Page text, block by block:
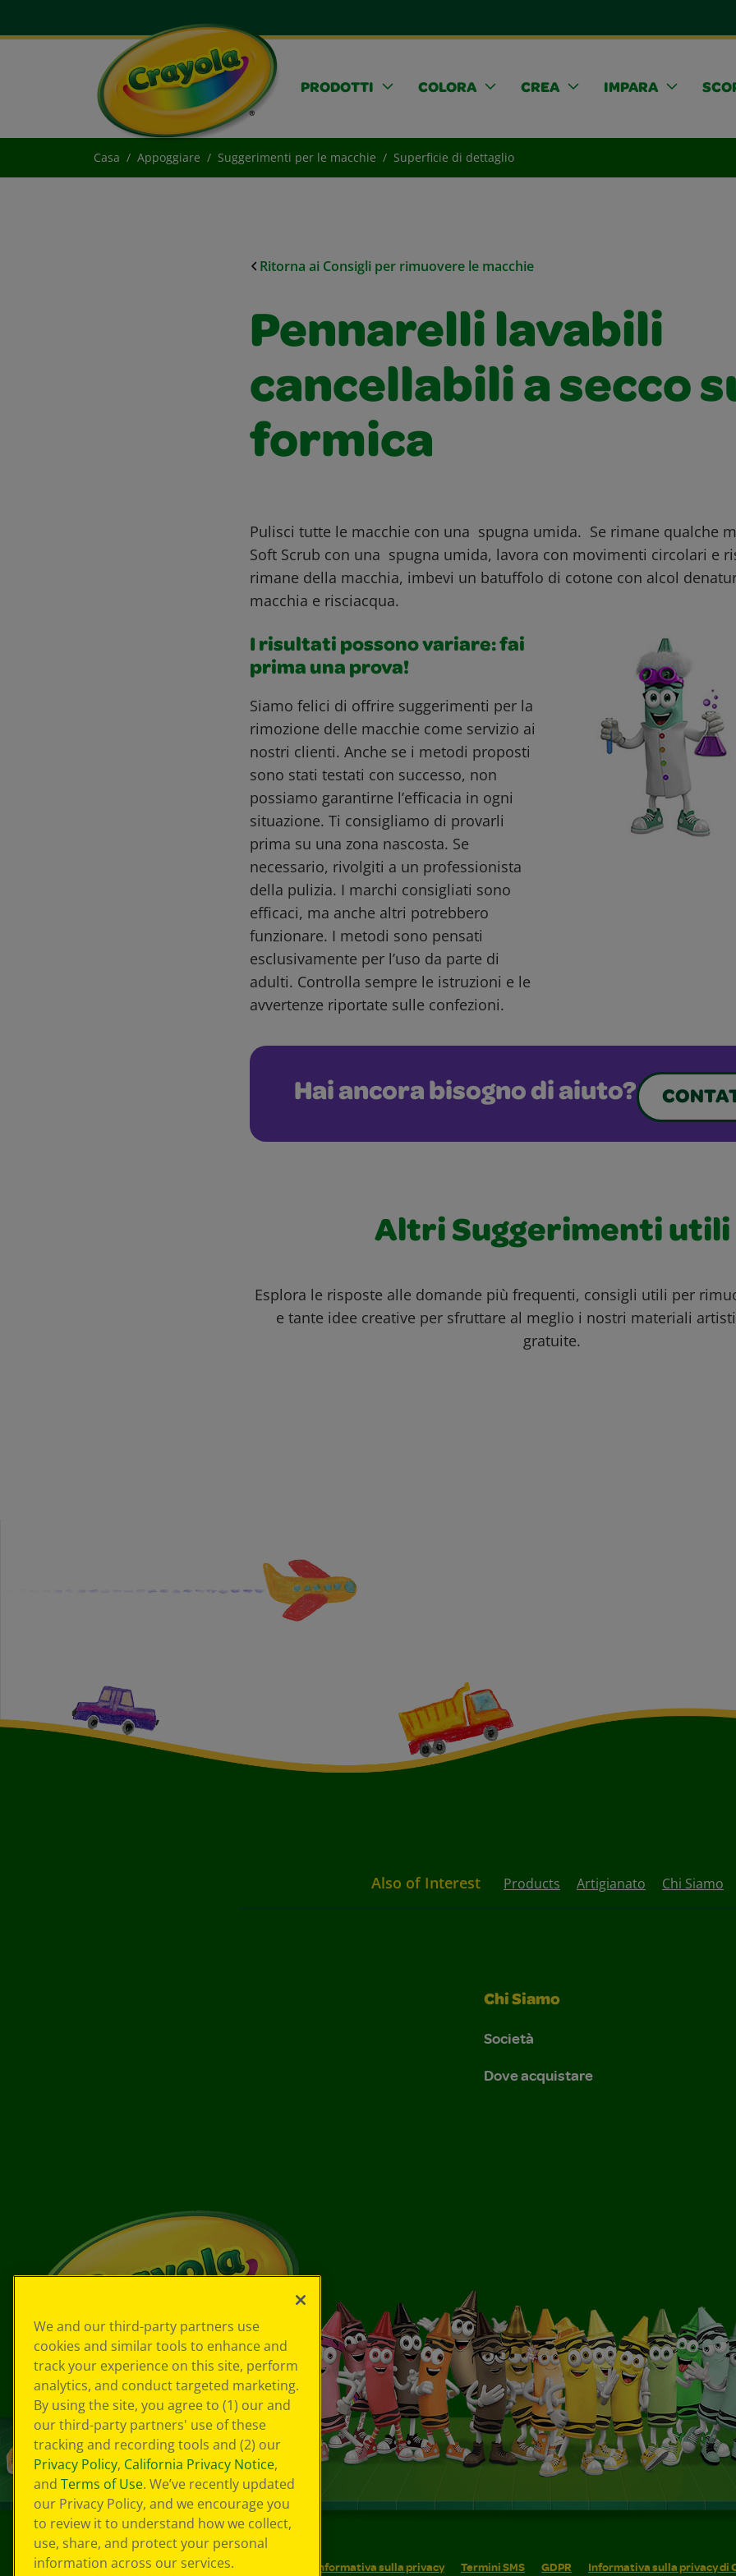
PRODOTTI COLORA CREA IMPARA
Casa Appoggiare Suggerimenti per le macchie Superficie di dettaglio
Ritorna ai Consigli per rimuovere le macchie
Pennarelli lavabili
cancellabili a secco
formica
Pulisci tutte le macchie con una spugna umida. Se rimane qualche
Soft Scrub con una spugna umida, lavora con movimenti circolari e
rimane della macchia, imbevi un batuffolo di cotone con alcol
macchia e risciacqua.
I risultati possono variare: fai
prima una prova!
Siamo felici di offrire suggerimenti per la
rimozione delle macchie come servizio ai
nostri clienti. Anche se i metodi proposti
sono stati testati con successo, non
possiamo garantirne l’efficacia in ogni
situazione. Ti consigliamo di provarli
prima su una zona nascosta. Se
necessario, rivolgiti a un professionista
della pulizia. I marchi consigliati sono
efficaci, ma anche altri potrebbero
funzionare. I metodi sono pensati
esclusivamente per l’uso da parte di
adulti. Controlla sempre le istruzioni e le
avvertenze riportate sulle confezioni.
Hai ancora bisogno di aiuto?
Altri Suggerimenti utili
Esplora le risposte alle domande più frequenti, consigli utili per
e tante idee creative per sfruttare al meglio i nostri materiali
gratuite.
Also of Interest Products Artigianato Chi Siamo
Chi Siamo
Società
Dove acquistare
© 2026 Crayola® Tutti i diritti riservati.
Le tue scelte in materia di privacy
Informativa sulla privacy Termini SMS GDPR
Informativa sulla privacy di
We and our third-party partners use
cookies and similar tools to enhance and
track your experience on this site, perform
analytics, and conduct targeted marketing.
By using the site, you agree to (1) our and
our third-party partners' use of these
tracking and recording tools and (2) our
Privacy Policy, California Privacy Notice,
and Terms of Use. We’ve recently updated
our Privacy Policy, and we encourage you
to review it to understand how we collect,
use, share, and protect your personal
information across our services.